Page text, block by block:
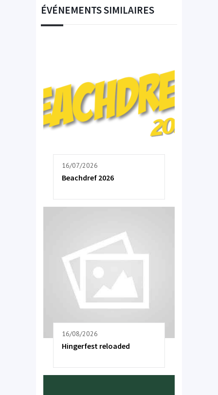
ÉVÉNEMENTS SIMILAIRES
16/07/2026
Beachdref 2026
16/08/2026
Hingerfest reloaded